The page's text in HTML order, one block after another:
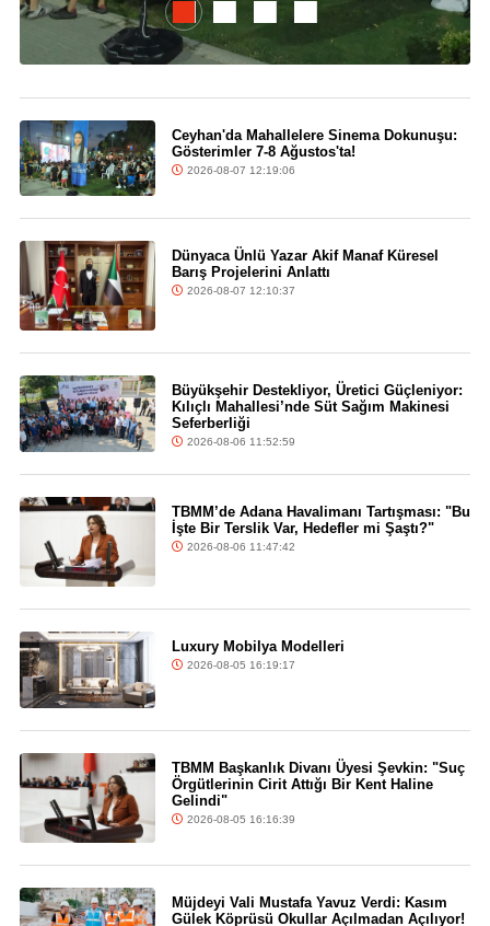
Ceyhan'da Mahallelere Sinema Dokunuşu:
Gösterimler 7-8 Ağustos'ta!
2026-08-07 12:19:06
Dünyaca Ünlü Yazar Akif Manaf Küresel
Barış Projelerini Anlattı
2026-08-07 12:10:37
Büyükşehir Destekliyor, Üretici Güçleniyor:
Kılıçlı Mahallesi’nde Süt Sağım Makinesi
Seferberliği
2026-08-06 11:52:59
TBMM’de Adana Havalimanı Tartışması: "Bu
İşte Bir Terslik Var, Hedefler mi Şaştı?"
2026-08-06 11:47:42
Luxury Mobilya Modelleri
2026-08-05 16:19:17
TBMM Başkanlık Divanı Üyesi Şevkin: "Suç
Örgütlerinin Cirit Attığı Bir Kent Haline
Gelindi"
2026-08-05 16:16:39
Müjdeyi Vali Mustafa Yavuz Verdi: Kasım
Gülek Köprüsü Okullar Açılmadan Açılıyor!